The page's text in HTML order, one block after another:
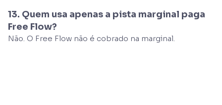
13. Quem usa apenas a pista marginal paga
Free Flow?
Não. O Free Flow não é cobrado na marginal.